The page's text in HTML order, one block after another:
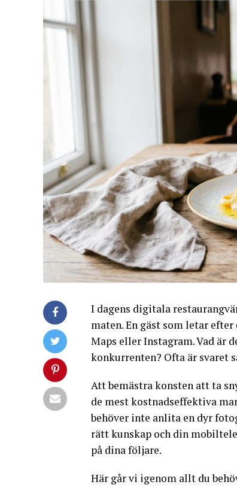
I dagens digitala
maten. En gäst som letar
Maps eller Instagram. Vad är
konkurrenten? Ofta är svaret
Att bemästra konsten att ta
de mest kostnadseffektiva
behöver inte anlita en dyr
rätt kunskap och din
på dina följare.
Här går vi igenom allt du